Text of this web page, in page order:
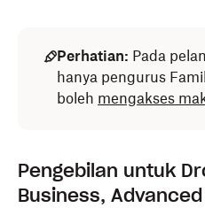
Perhatian: Pada
hanya pengurus
boleh mengakses
Pengebilan untuk
Business,